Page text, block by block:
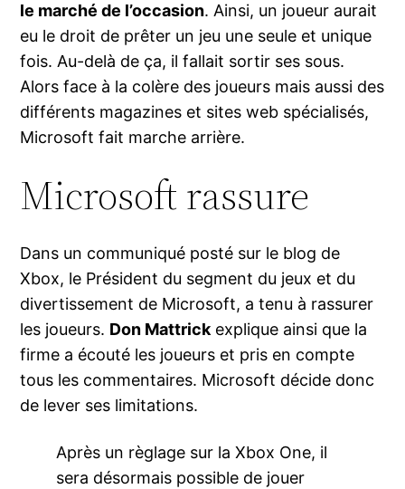
le marché de l’occasion. Ainsi, un joueur aurait
eu le droit de prêter un jeu une seule et unique
fois. Au-delà de ça, il fallait sortir ses sous.
Alors face à la colère des joueurs mais aussi des
différents magazines et sites web spécialisés,
Microsoft fait marche arrière.
Microsoft rassure
Dans un communiqué posté sur le blog de
Xbox, le Président du segment du jeux et du
divertissement de Microsoft, a tenu à rassurer
les joueurs. Don Mattrickexplique ainsi que la
firme a écouté les joueurs et pris en compte
tous les commentaires. Microsoft décide donc
de lever ses limitations.
Après un règlage sur la Xbox One, il
sera désormais possible de jouer